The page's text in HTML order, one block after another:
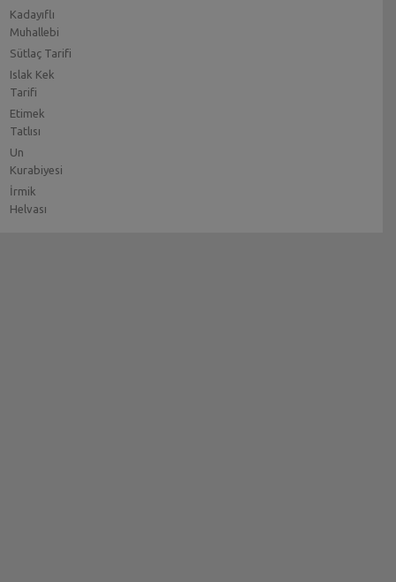
Kadayıflı
Muhallebi
Sütlaç Tarifi
Islak Kek
Tarifi
Etimek
Tatlısı
Un
Kurabiyesi
İrmik
Helvası